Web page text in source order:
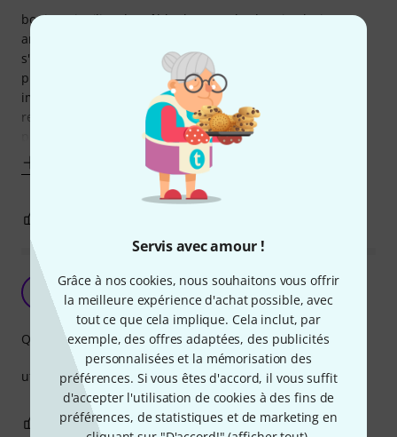
Servis avec amour !
Grâce à nos cookies, nous souhaitons vous offrir
la meilleure expérience d'achat possible, avec
tout ce que cela implique. Cela inclut, par
exemple, des offres adaptées, des publicités
personnalisées et la mémorisation des
préférences. Si vous êtes d'accord, il vous suffit
d'accepter l'utilisation de cookies à des fins de
préférences, de statistiques et de marketing en
bonjour, j'utilise des câble the sssnake depuis plusieurs
années de manière relativement intensive et aucuns ne
s'est cassés ou dessoudés. certes l'état cosmétique n'est
plus celui qui été avant mais le fonctionnement et
impeccable et ce ci ne déroge pas la règle. Ils me servent à
relier mon processeur a mes amplis ans mes racks de
puissance pour alimenter des APG ds
the sssnake SK233-0,9 XLR Patch
MarcOlm 06.04.2022
utilisé entre ma table de mixage et un rack DI, RAS
Qualité de fabrication
0 SIGNALER L'ÉVALUATION